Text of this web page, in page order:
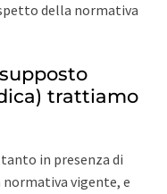
della normativa
trattiamo
in presenza di
vigente, e